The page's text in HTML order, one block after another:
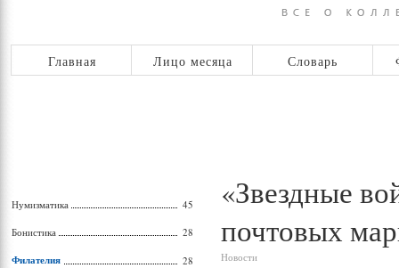
Главная Лицо месяца Словарь
«Звездные
почтовых
Новости
Нумизматика 45
Бонистика 28
Филателия 28